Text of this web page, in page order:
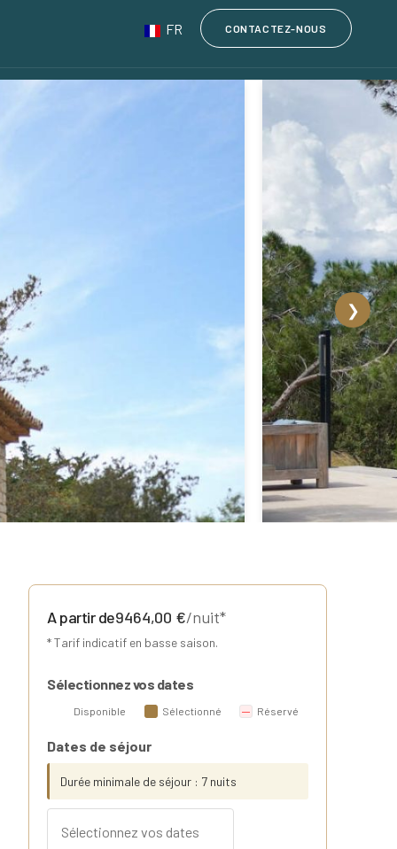
FR CONTACTEZ-NOUS
❯
A partir de9464,00 €/nuit*
* Tarif indicatif en basse saison.
Sélectionnez vos dates
Disponible Sélectionné Réservé
Dates de séjour
Durée minimale de séjour : 7 nuits